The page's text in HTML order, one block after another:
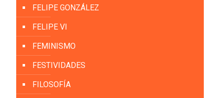
FELIPE GONZÁLEZ
FELIPE VI
FEMINISMO
FESTIVIDADES
FILOSOFÍA